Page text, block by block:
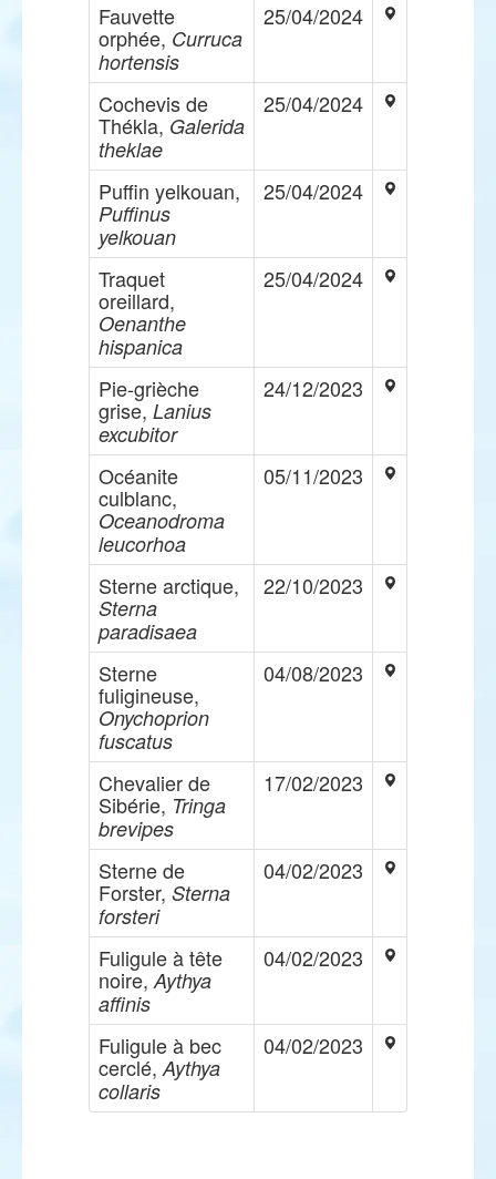
Fauvette
orphée, Curruca
hortensis
25/04/2024
Cochevis de
Thékla, Galerida
theklae
25/04/2024
Puffin yelkouan,
Puffinus
yelkouan
25/04/2024
Traquet
oreillard,
Oenanthe
hispanica
25/04/2024
Pie-grièche
grise, Lanius
excubitor
24/12/2023
Océanite
culblanc,
Oceanodroma
leucorhoa
05/11/2023
Sterne arctique,
Sterna
paradisaea
22/10/2023
Sterne
fuligineuse,
Onychoprion
fuscatus
04/08/2023
Chevalier de
Sibérie, Tringa
brevipes
17/02/2023
Sterne de
Forster, Sterna
forsteri
04/02/2023
Fuligule à tête
noire, Aythya
affinis
04/02/2023
Fuligule à bec
cerclé, Aythya
collaris
04/02/2023